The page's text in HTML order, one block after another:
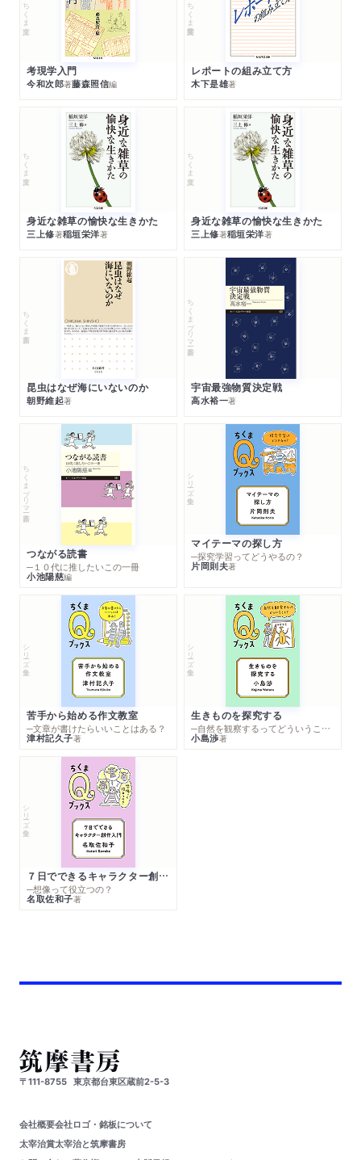
11．細胞の名札と名札フォルダー
12．なんとか無事帰還！？
オプショナルツアー５：これぞ秘境！「脳と脊髄、からだ遺産ツ
アー」
やり取りされている情報量はネットの比じゃないぞ！／全身に
張り巡らされた情報ネットワーク／シナプスでつながる個性豊
かな神経細胞たち
コラム４： かたちとストーリー、見立てと病理診断
オプショナルツアー６：精鋭部隊で構成される「内分泌株式会社
第６章 どちらがお好き？「ハネムーン 生殖器ツアー」
１．【女性ツアー】酸性雨の降るトンネル？
２．【女性ツアー】トンネルを出るとそこは子宮頸管だった
３．【女性ツアー】子宮体部には、“内膜床暖房”完備！
４．【女性ツアー】ジュディ・オングの腕のような卵管
５．【女性ツアー】１００万分の１の人材になれ！
７．【男性ツアー】過酷なレースコース
８．【男性ツアー】からだの軽井沢？
オプショナルツアー７：骨の髄までわかる、からだ通のための
「造血器ツアー」
赤い故郷と黄色い故郷？ 骨髄はいずこに？／置かれた環境で人
生、いや“血球生”が変わる？／血球たちの墓地？「脾臓」
コラム５： リベラルアーツとしての医学？
主要参考文献
索引
ちくま文庫
考現学入門
今和次郎著藤森照信編
ちくま学芸文庫
レポートの組み立て方
木下是雄著
ちくま文庫
身近な雑草の愉快な生きかた
三上修著稲垣栄洋著
ちくま文庫
身近な雑草の愉快な生きかた
三上修著稲垣栄洋著
ちくま新書
昆虫はなぜ海にいないのか
朝野維起著
ちくまプリマー新書
宇宙最強物質決定戦
高水裕一著
ちくまプリマー新書
つながる読書
─１０代に推したいこの一冊
小池陽慈編
シリーズ・全集
マイテーマの探し方
─探究学習ってどうやるの？
片岡則夫著
シリーズ・全集
苦手から始める作文教室
─文章が書けたらいいことはある？
津村記久子著
シリーズ・全集
生きものを探究する
─自然を観察するってどういうこと？
小島渉著
シリーズ・全集
７日でできるキャラクター創作入門
─想像って役立つの？
名取佐和子著
〒111-8755 東京都台東区蔵前2-5-3
会社概要会社ロゴ・銘板について
太宰治賞太宰治と筑摩書房